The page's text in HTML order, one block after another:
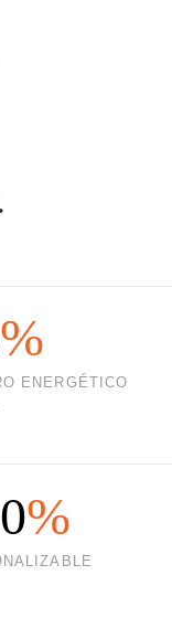
%
ENERGÉTICO
%